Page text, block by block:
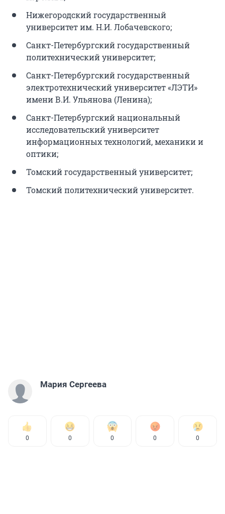
Нижегородский государственный
университет им. Н.И. Лобачевского;
Санкт-Петербургский государственный
политехнический университет;
Санкт-Петербургский государственный
электротехнический университет «ЛЭТИ»
имени В.И. Ульянова (Ленина);
Санкт-Петербургский национальный
исследовательский университет
информационных технологий, механики и
оптики;
Томский государственный университет;
Томский политехнический университет.
Мария Сергеева
0 0 0 0 0